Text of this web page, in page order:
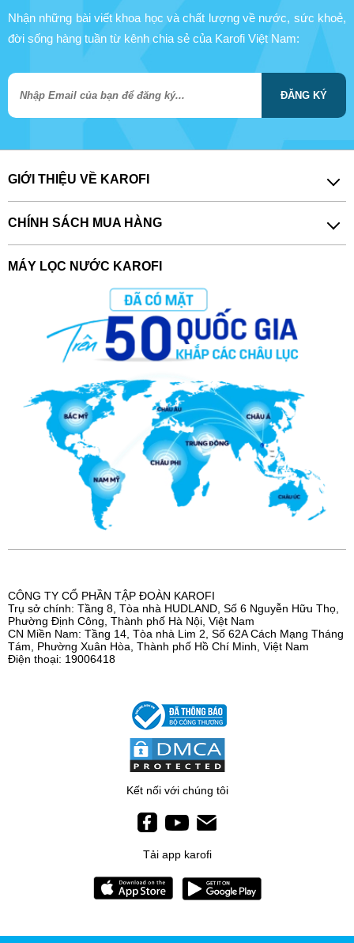
Nhận những bài viết khoa học và chất lượng về nước, sức khoẻ,
đời sống hàng tuần từ kênh chia sẻ của Karofi Việt Nam:
ĐĂNG KÝ
GIỚI THIỆU VỀ KAROFI
CHÍNH SÁCH MUA HÀNG
MÁY LỌC NƯỚC KAROFI
CÔNG TY CỔ PHẦN TẬP ĐOÀN KAROFI
Trụ sở chính: Tầng 8, Tòa nhà HUDLAND, Số 6 Nguyễn Hữu Thọ,
Phường Định Công, Thành phố Hà Nội, Việt Nam
CN Miền Nam: Tầng 14, Tòa nhà Lim 2, Số 62A Cách Mạng Tháng
Tám, Phường Xuân Hòa, Thành phố Hồ Chí Minh, Việt Nam
Điện thoại: 19006418
Kết nối với chúng tôi
Tải app karofi